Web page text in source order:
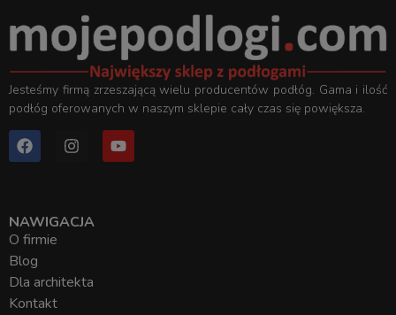
Jesteśmy firmą zrzeszającą wielu producentów podłóg. Gama i ilość
podłóg oferowanych w naszym sklepie cały czas się powiększa.
NAWIGACJA
O firmie
Blog
Dla architekta
Kontakt